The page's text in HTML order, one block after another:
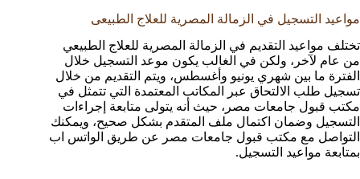
مواعيد التسجيل في الزمالة المصرية للعلاج الطبيعى
تختلف مواعيد التقديم في الزمالة المصرية للعلاج الطبيعي
من عام لآخر، ولكن في الغالب يكون موعد التسجيل خلال
الفترة ما بين شهري يونيو وأغسطس، ويتم التقديم من خلال
تسجيل طلب الالتحاق عبر المكاتب المعتمدة التي تتمثل في
مكتب قبول جامعات مصر، حيث أنه يتولى متابعة إجراءات
التسجيل وضمان اكتمال ملف المتقدم بشكل صحيح، ويمكنك
التواصل مع مكتب قبول جامعات مصر عن طريق الواتس اب
بمتابعة مواعيد التسجيل.